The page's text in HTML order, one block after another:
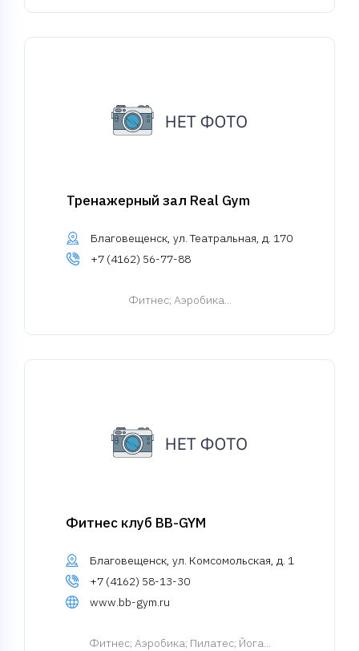
Тренажерный зал Real Gym
Благовещенск, ул. Театральная, д. 170
+7 (4162) 56-77-88
Фитнес; Аэробика...
Фитнес клуб BB-GYM
Благовещенск, ул. Комсомольская, д. 1
+7 (4162) 58-13-30
www.bb-gym.ru
Фитнес; Аэробика; Пилатес; Йога...